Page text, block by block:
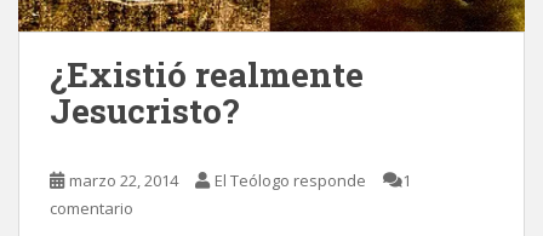
¿Existió realmente
Jesucristo?
marzo 22, 2014 El Teólogo responde
1
comentario